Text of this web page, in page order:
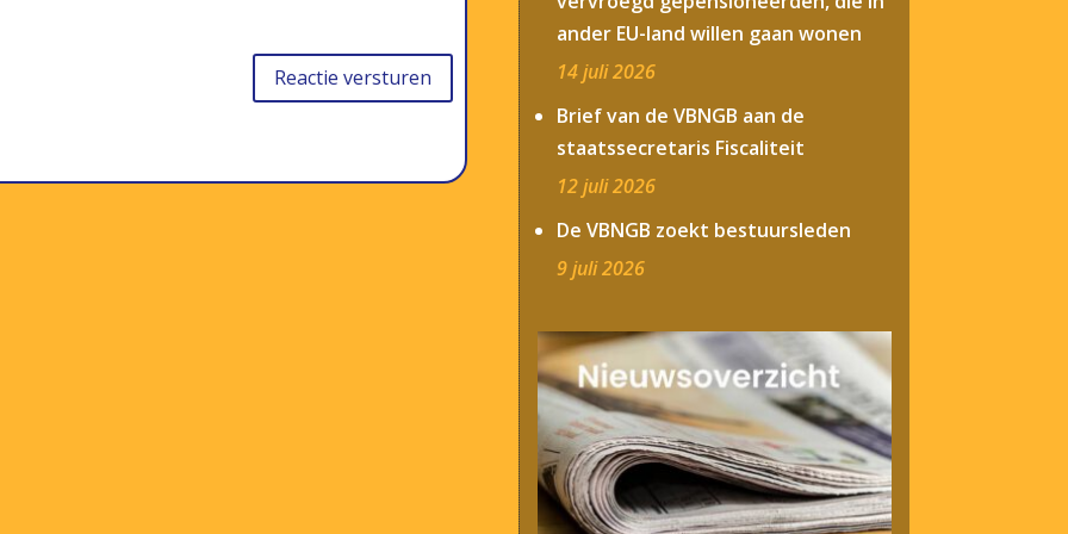
Reactie versturen
ander EU-land willen gaan wonen
14 juli 2026
Brief van de VBNGB aan de
staatssecretaris Fiscaliteit
12 juli 2026
De VBNGB zoekt bestuursleden
9 juli 2026